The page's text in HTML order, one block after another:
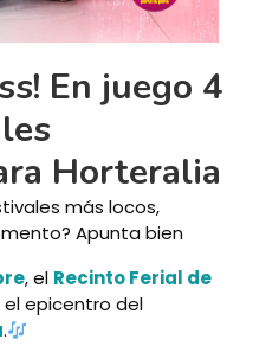
En juego 4
Horteralia
más locos,
Apunta bien
, el Recinto Ferial de
epicentro del
.